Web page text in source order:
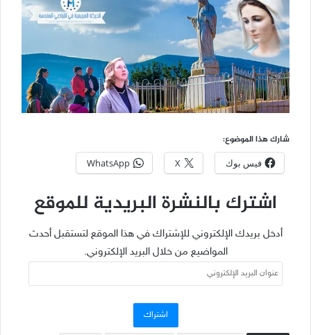
شارك هذا الموضوع:
فيس بوك X
WhatsApp
اشترك بالنشرة البريدية للموقع
أدخل بريدك الإلكتروني للإشتراك في هذا الموقع لتستقبل أحدث
المواضيع من خلال البريد الإلكتروني.
عنوان
البريد
اشتراك